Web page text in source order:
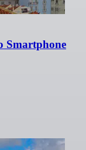
Smartphone